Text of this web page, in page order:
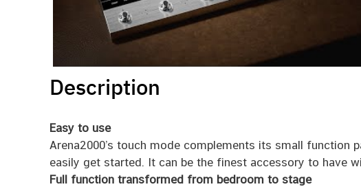
Description
Easy to use
Arena2000’s touch mode complements its small function
easily get started. It can be the finest accessory to have
Full function transformed from bedroom to stage